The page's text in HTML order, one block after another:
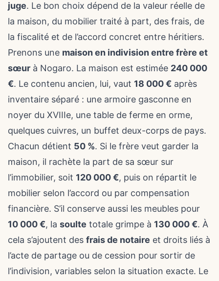
juge. Le bon choix dépend de la valeur réelle de
la maison, du mobilier traité à part, des frais, de
la fiscalité et de l’accord concret entre héritiers.
Prenons une maison en indivision entre frère et
sœur à Nogaro. La maison est estimée 240 000
€. Le contenu ancien, lui, vaut 18 000 € après
inventaire séparé : une armoire gasconne en
noyer du XVIIIe, une table de ferme en orme,
quelques cuivres, un buffet deux-corps de pays.
Chacun détient 50 %. Si le frère veut garder la
maison, il rachète la part de sa sœur sur
l’immobilier, soit 120 000 €, puis on répartit le
mobilier selon l’accord ou par compensation
financière. S’il conserve aussi les meubles pour
10 000 €, la soulte totale grimpe à 130 000 €. À
cela s’ajoutent des frais de notaire et droits liés à
l’acte de partage ou de cession pour sortir de
l’indivision, variables selon la situation exacte. Le